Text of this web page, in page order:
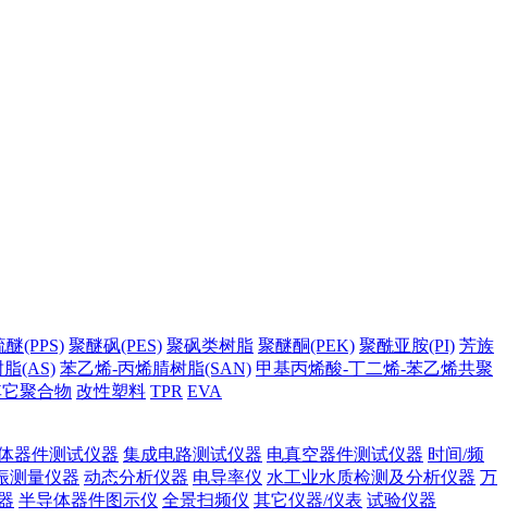
(PPS) 聚醚砜(PES) 聚砜类树脂 聚醚酮(PEK) 聚酰亚胺(PI) 芳族
(AS) 苯乙烯-丙烯腈树脂(SAN) 甲基丙烯酸-丁二烯-苯乙烯共聚
聚合物 改性塑料 TPR EVA
器件测试仪器 集成电路测试仪器 电真空器件测试仪器 时间/频
测量仪器 动态分析仪器 电导率仪 水工业水质检测及分析仪器 万
半导体器件图示仪 全景扫频仪 其它仪器/仪表 试验仪器